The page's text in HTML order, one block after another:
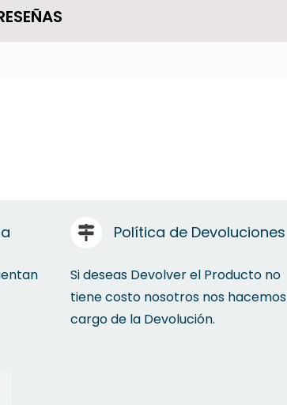
Política de Devoluciones
Si deseas Devolver el Producto no
tiene costo nosotros nos hacemos
cargo de la Devolución.